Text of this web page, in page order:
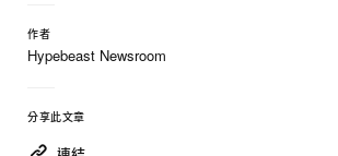
作者
Hypebeast Newsroom
分享此文章